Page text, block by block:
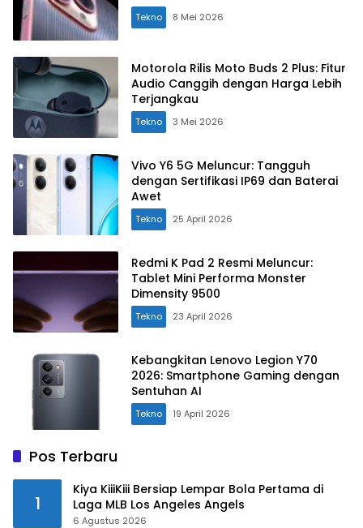
Tekno 8 Mei 2026
Motorola Rilis Moto Buds 2 Plus: Fitur
Audio Canggih dengan Harga Lebih
Terjangkau
Tekno 3 Mei 2026
Vivo Y6 5G Meluncur: Tangguh
dengan Sertifikasi IP69 dan Baterai
Awet
Tekno 25 April 2026
Redmi K Pad 2 Resmi Meluncur:
Tablet Mini Performa Monster
Dimensity 9500
Tekno 23 April 2026
Kebangkitan Lenovo Legion Y70
2026: Smartphone Gaming dengan
Sentuhan AI
Tekno 19 April 2026
Pos Terbaru
1
Kiya KiiiKiii Bersiap Lempar Bola Pertama di
Laga MLB Los Angeles Angels
6 Agustus 2026